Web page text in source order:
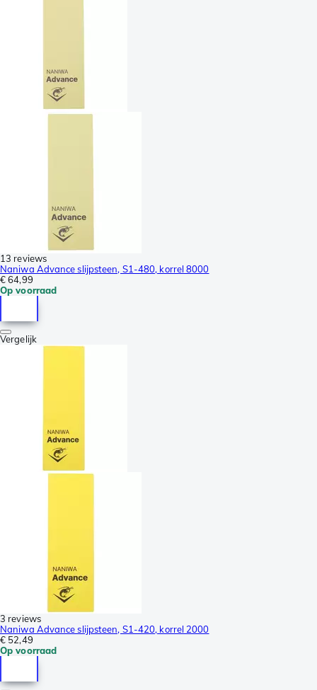
13 reviews
Naniwa Advance slijpsteen, S1-480, korrel 8000
€ 64,99
Op voorraad
Vergelijk
3 reviews
Naniwa Advance slijpsteen, S1-420, korrel 2000
€ 52,49
Op voorraad